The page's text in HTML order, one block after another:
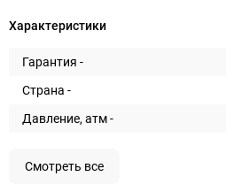
Характеристики
Гарантия -
Страна -
Давление, атм -
Смотреть все